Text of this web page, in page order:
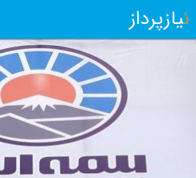
نیازپرداز